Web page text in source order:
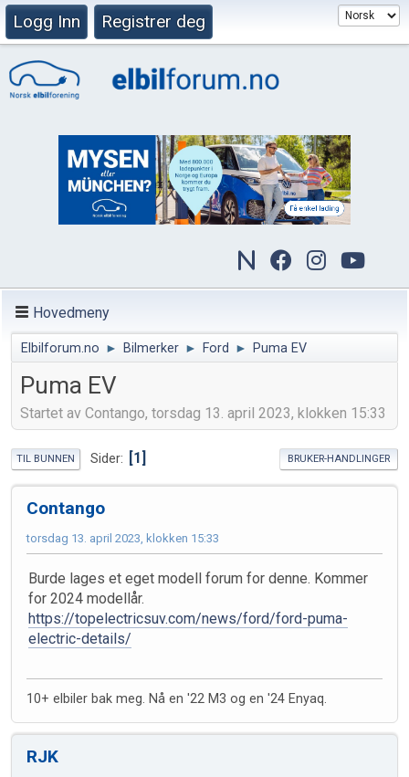
Logg Inn Registrer deg
Hovedmeny
Elbilforum.no ► Bilmerker ► Ford ► Puma EV
Puma EV
Startet av Contango, torsdag 13. april 2023, klokken 15:33
TIL BUNNEN Sider 1 BRUKER-HANDLINGER
Contango
torsdag 13. april 2023, klokken 15:33
Burde lages et eget modell forum for denne. Kommer
for 2024 modellår.
https://topelectricsuv.com/news/ford/ford-puma-
electric-details/
10+ elbiler bak meg. Nå en '22 M3 og en '24 Enyaq.
RJK